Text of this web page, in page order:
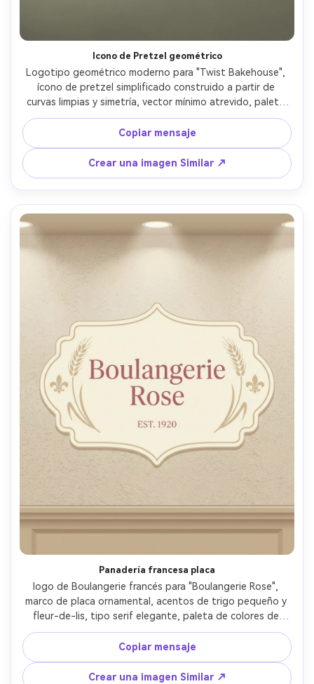
Icono de Pretzel geométrico
Logotipo geométrico moderno para "Twist Bakehouse",
ícono de pretzel simplificado construido a partir de
curvas limpias y simetría, vector mínimo atrevido, paleta
azul marino y marrón, tipografía sin nítido, marca de
panadería tecnológica avanzada, alta claridad en
tamaños pequeños, iluminación cinematográfica suave-AR
4:5
Copiar mensaje
Crear una imagen Similar ↗
Panadería francesa placa
logo de Boulangerie francés para "Boulangerie Rose",
marco de placa ornamental, acentos de trigo pequeño y
fleur-de-lis, tipo serif elegante, paleta de colores de
crema y rosa silenciada, vibe clásico europeo de
escaparate, ilustración vectorial plana, sin maqueta, lente
de 85 mm, profundidad de campo poco profunda,
iluminación cinematográfica suave-AR 4:5
Copiar mensaje
Crear una imagen Similar ↗